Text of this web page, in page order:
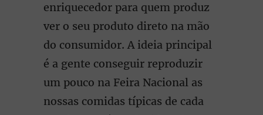
enriquecedor para quem produz
ver o seu produto direto na mão
do consumidor. A ideia principal
é a gente conseguir reproduzir
um pouco na Feira Nacional as
nossas comidas típicas de cada